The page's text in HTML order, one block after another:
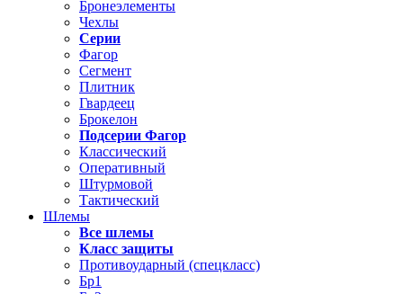
Бронеэлементы
Чехлы
Серии
Фагор
Сегмент
Плитник
Гвардеец
Брокелон
Подсерии Фагор
Классический
Оперативный
Штурмовой
Тактический
Шлемы
Все шлемы
Класс защиты
Противоударный (спецкласс)
Бр1